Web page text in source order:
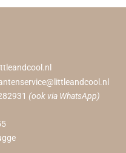
(ook via WhatsApp)